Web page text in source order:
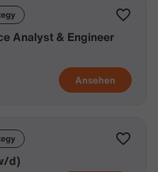
Ansehen
Analyst & Engineer
d)